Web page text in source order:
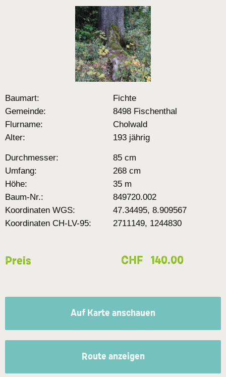
Baumart:
Fichte
Gemeinde:
8498 Fischenthal
Flurname:
Cholwald
Alter:
193 jährig
Durchmesser:
85 cm
Umfang:
268 cm
Höhe:
35 m
Baum-Nr.:
849720.002
Koordinaten WGS:
47.34495, 8.909567
Koordinaten CH-LV-95:
2711149, 1244830
Preis CHF 140.00
Auf Karte anschauen
Route anzeigen